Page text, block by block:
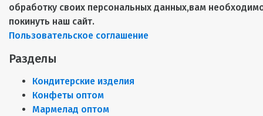
обработку своих персональных данных,вам
покинуть наш сайт.
Пользовательское соглашение
Разделы
Кондитерские изделия
Конфеты оптом
Мармелад оптом